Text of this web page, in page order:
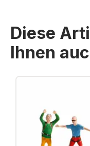
Diese
Ihnen
Produktgalerie